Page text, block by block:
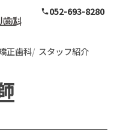
名古屋市南区 道
phone052-693-8280
正歯科
スタッフ紹介